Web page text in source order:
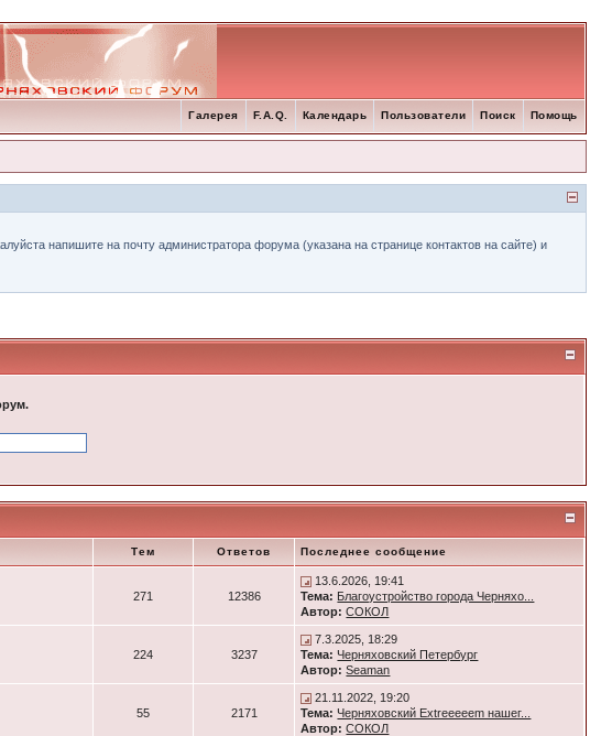
Помощь
Поиск
Пользователи
Календарь
F.A.Q.
Галерея
напишите на почту администратора форума (указана на странице контактов на сайте) и
Тем Ответов Последнее сообщение
271 12386
13.6.2026, 19:41
Тема: Благоустройство города Черняхо...
Автор: СОКОЛ
224 3237
7.3.2025, 18:29
Тема: Черняховский Петербург
Автор: Seaman
55 2171
21.11.2022, 19:20
Тема: Черняховский Extreeeeem нашег...
Автор: СОКОЛ